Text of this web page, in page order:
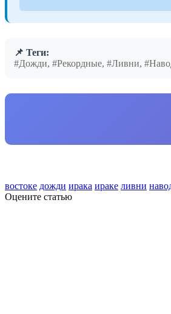
📌 Теги:
#Дожди, #Рекордные, #Ливни,
востоке дожди ирака ираке ливни
Оцените статью